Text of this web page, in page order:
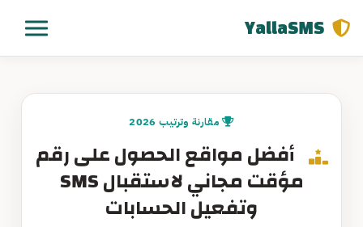
YallaSMS
مقارنة وترتيب 2026
أفضل مواقع الحصول على رقم
مؤقت مجاني لاستقبال SMS
وتفعيل الحسابات